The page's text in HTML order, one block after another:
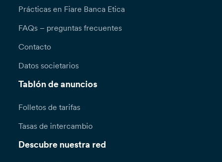
Prácticas en Fiare Banca Etica
FAQs – preguntas frecuentes
Contacto
Datos societarios
Tablón de anuncios
Folletos de tarifas
Tasas de intercambio
Descubre nuestra red